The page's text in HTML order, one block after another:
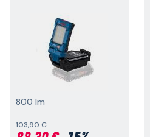
800 lm
103,90 €